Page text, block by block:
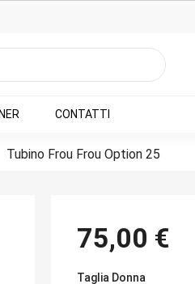
CONTATTI
Tubino Frou Frou Option 25
75,00 €
Taglia Donna